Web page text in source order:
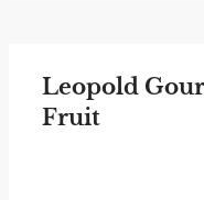
Leopold
Fruit